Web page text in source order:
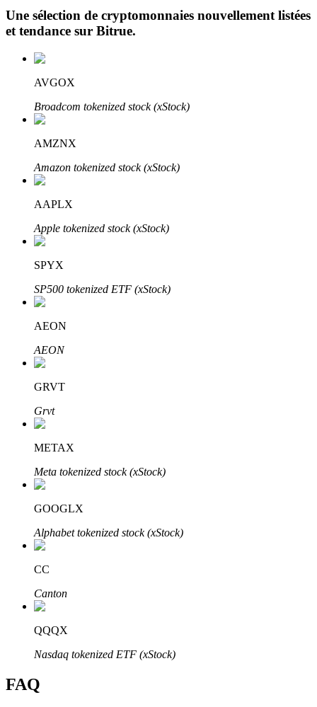
Investissement automobile
Obtenez des bénéfices à long terme et des intérêts flexibles
Apprenez le Staking
Découvrez comment gagner un revenu passif
Bitrue
Partenaires Bitrue
Affiliés Bitrue
Une sélection de cryptomonnaies nouvellement listées
et tendance sur Bitrue.
AVGOX
Broadcom tokenized stock (xStock)
AMZNX
Amazon tokenized stock (xStock)
AAPLX
Apple tokenized stock (xStock)
SPYX
SP500 tokenized ETF (xStock)
AEON
AEON
GRVT
Grvt
METAX
Meta tokenized stock (xStock)
GOOGLX
Alphabet tokenized stock (xStock)
CC
Canton
QQQX
Nasdaq tokenized ETF (xStock)
FAQ